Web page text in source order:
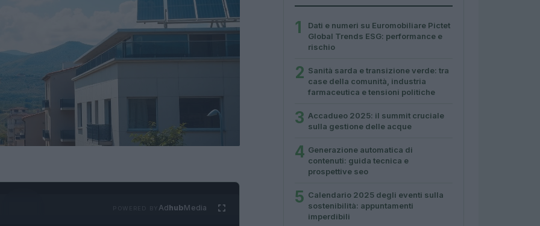
AdhubMedia
1
Dati e numeri su Euromobiliare Pictet
Global Trends ESG: performance e
rischio
2 Sanità sarda e transizione verde: tra
case della comunità, industria
farmaceutica e tensioni politiche
3 Accadueo 2025: il summit cruciale
sulla gestione delle acque
4 Generazione automatica di
contenuti: guida tecnica e
prospettive seo
5 Calendario 2025 degli eventi sulla
sostenibilità: appuntamenti
imperdibili